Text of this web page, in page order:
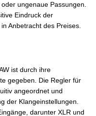
ungenaue Passungen.
Eindruck der
Anbetracht des Preises.
ist durch ihre
gegeben. Die Regler für
angeordnet und
der Klangeinstellungen.
darunter XLR und